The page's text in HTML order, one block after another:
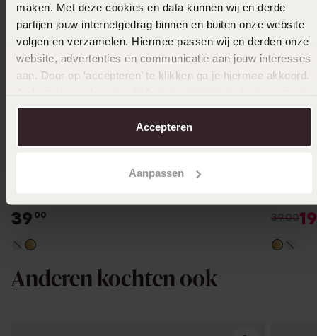
maken. Met deze cookies en data kunnen wij en derde
partijen jouw internetgedrag binnen en buiten onze website
volgen en verzamelen. Hiermee passen wij en derden onze
website, advertenties en communicatie aan jouw interesses
aan. Door op ‘accepteren’ te klikken ga je hiermee akkoord.
over in onscookiebeleid.
Accepteren
Aanpassen
Guess stainless steel goldplated oorknoppen
39 00
39.0019
-50%
Anderen kochten ook